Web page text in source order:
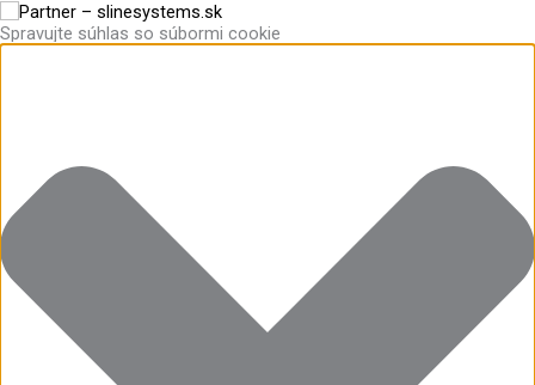
Spravujte súhlas so súbormi cookie
Funkčné
Predvoľby
Štatistiky
Marketing
Preskočiť
na
obsah